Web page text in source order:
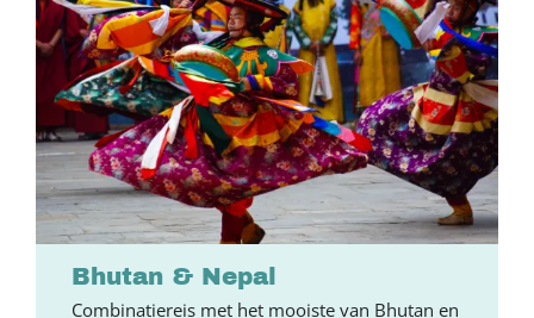
Bhutan & Nepal
Combinatiereis met het mooiste van Bhutan en